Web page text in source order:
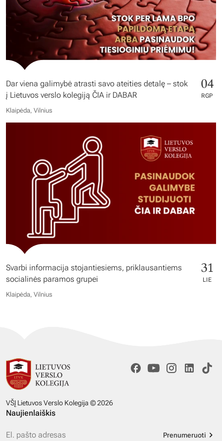
Dar viena galimybė atrasti savo ateities detalę – stok
į Lietuvos verslo kolegiją ČIA ir DABAR
04
RGP
Klaipėda, Vilnius
Svarbi informacija stojantiesiems, priklausantiems
socialinės paramos grupei
31
LIE
Klaipėda, Vilnius
VŠĮ Lietuvos Verslo Kolegija © 2026
Naujienlaiškis
Prenumeruoti